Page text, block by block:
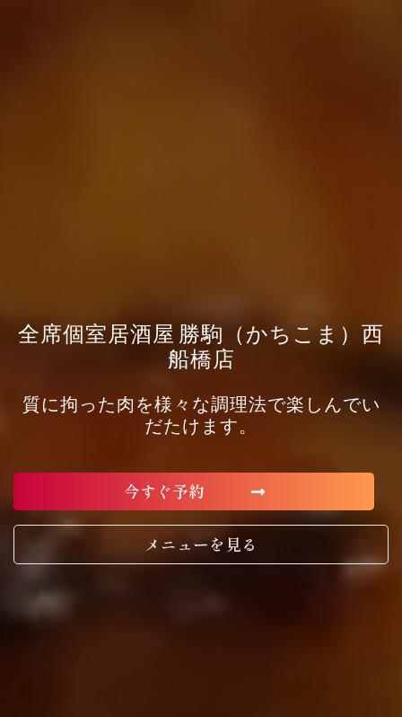
全席個室居酒屋 勝駒（かちこま）西
船橋店
質に拘った肉を様々な調理法で楽しんでい
だたけます。
今すぐ予約
メニューを見る